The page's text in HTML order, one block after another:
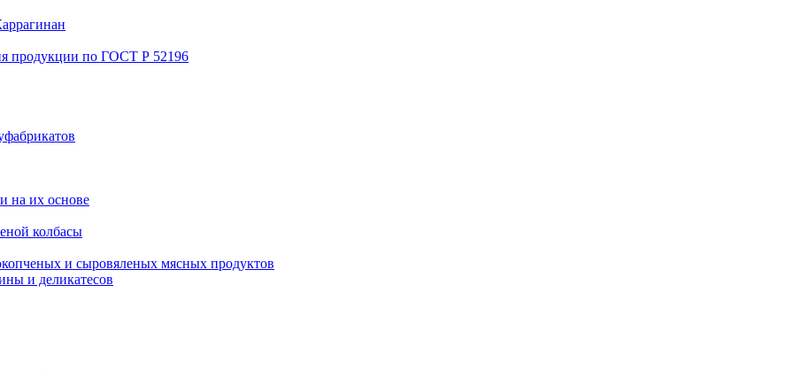
продукции по ГОСТ Р 52196
на их основе
колбасы
и сыровяленых мясных продуктов
и деликатесов